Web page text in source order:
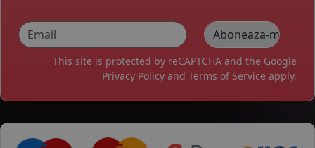
This site is protected by reCAPTCHA and the Google
Privacy Policy and Terms of Service apply.